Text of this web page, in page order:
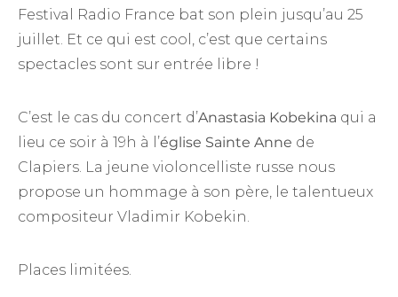
Festival Radio France bat son plein jusqu’au 25
juillet. Et ce qui est cool, c’est que certains
spectacles sont sur entrée libre !
C’est le cas du concert d’Anastasia Kobekina qui a
lieu ce soir à 19h à l’église Sainte Anne de
Clapiers. La jeune violoncelliste russe nous
propose un hommage à son père, le talentueux
compositeur Vladimir Kobekin.
Places limitées.